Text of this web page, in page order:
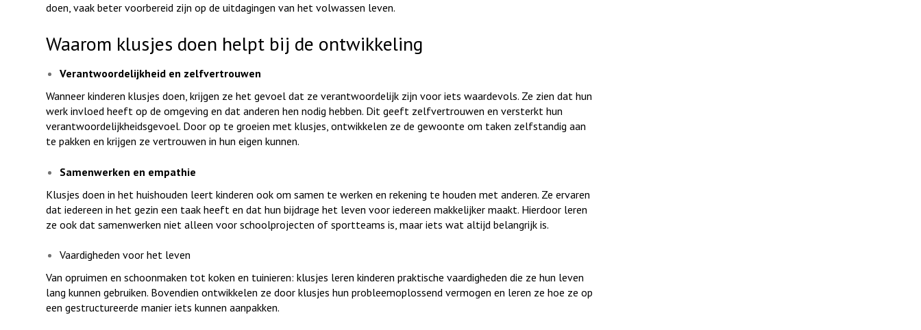
doen, vaak beter voorbereid zijn op de uitdagingen van het volwassen leven.
Waarom klusjes doen helpt bij de ontwikkeling
Verantwoordelijkheid en zelfvertrouwen
Wanneer kinderen klusjes doen, krijgen ze het gevoel dat ze verantwoordelijk zijn voor iets waardevols. Ze zien dat hun
werk invloed heeft op de omgeving en dat anderen hen nodig hebben. Dit geeft zelfvertrouwen en versterkt hun
verantwoordelijkheidsgevoel. Door op te groeien met klusjes, ontwikkelen ze de gewoonte om taken zelfstandig aan
te pakken en krijgen ze vertrouwen in hun eigen kunnen.
Samenwerken en empathie
Klusjes doen in het huishouden leert kinderen ook om samen te werken en rekening te houden met anderen. Ze ervaren
dat iedereen in het gezin een taak heeft en dat hun bijdrage het leven voor iedereen makkelijker maakt. Hierdoor leren
ze ook dat samenwerken niet alleen voor schoolprojecten of sportteams is, maar iets wat altijd belangrijk is.
Vaardigheden voor het leven
Van opruimen en schoonmaken tot koken en tuinieren: klusjes leren kinderen praktische vaardigheden die ze hun leven
lang kunnen gebruiken. Bovendien ontwikkelen ze door klusjes hun probleemoplossend vermogen en leren ze hoe ze op
een gestructureerde manier iets kunnen aanpakken.